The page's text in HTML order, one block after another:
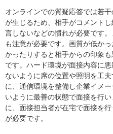
オンラインでの質疑応答では若
が生じるため、相手がコメント
言しないなどの慣れが必要です。
も注意が必要です。画質が低か
かったりすると相手からの印象
です。ハード環境が面接内容に悪
ないように席の位置や照明を工夫
に、通信環境を整備し企業イメ
いように最善の状態で面接を行
に、面接担当者が在宅で面接を
が必要です。